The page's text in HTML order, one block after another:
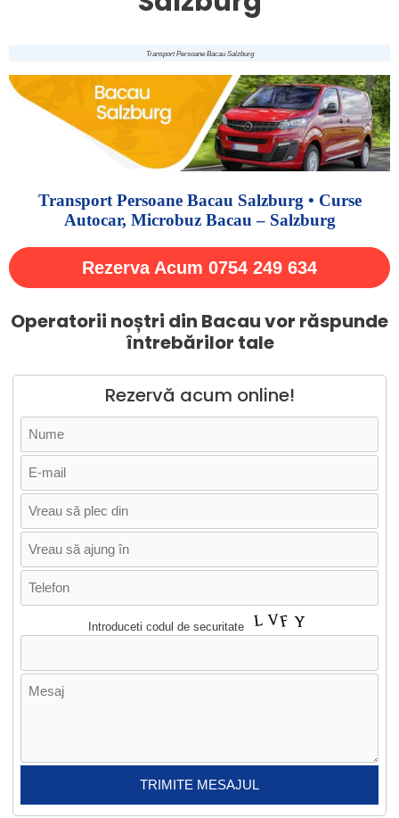
Transport Persoane Bacau Salzburg
Transport Persoane Bacau Salzburg • Curse
Autocar, Microbuz Bacau – Salzburg
Rezerva Acum 0754 249 634
Operatorii noștri din Bacau vor răspunde
întrebărilor tale
Rezervă acum online!
Introduceti codul de securitate